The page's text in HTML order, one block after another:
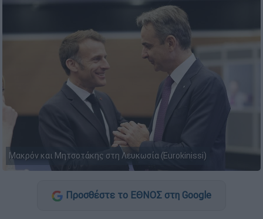
Μακρόν και Μητσοτάκης στη Λευκωσία (Eurokinissi)
Προσθέστε το ΕΘΝΟΣ στη Google